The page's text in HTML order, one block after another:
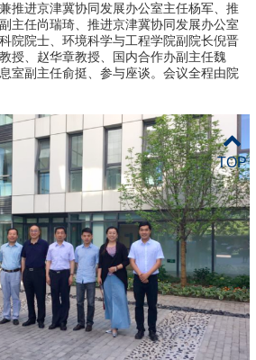
推进京津冀协同发展办公室主任杨军、推
主任尚瑞琦、推进京津冀协同发展办公室
院院士、环境科学与工程学院副院长倪晋
授、赵华章教授、国内合作办副主任魏
室副主任俞挺、参与座谈。会议全程由院
TOP